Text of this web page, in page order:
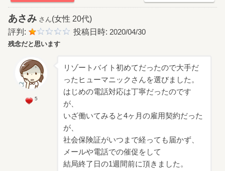
あさみ さん(女性 20代)
評判:
投稿日時: 2020/04/30
残念だと思います
5
リゾートバイト初めてだったので大手だ
ったヒューマニックさんを選びました。
はじめの電話対応は丁寧だったのです
が、
いざ働いてみると4ヶ月の雇用契約だった
が、
社会保険証がいつまで経っても届かず、
メールや電話での催促をして
結局終了日の1週間前に頂きました。